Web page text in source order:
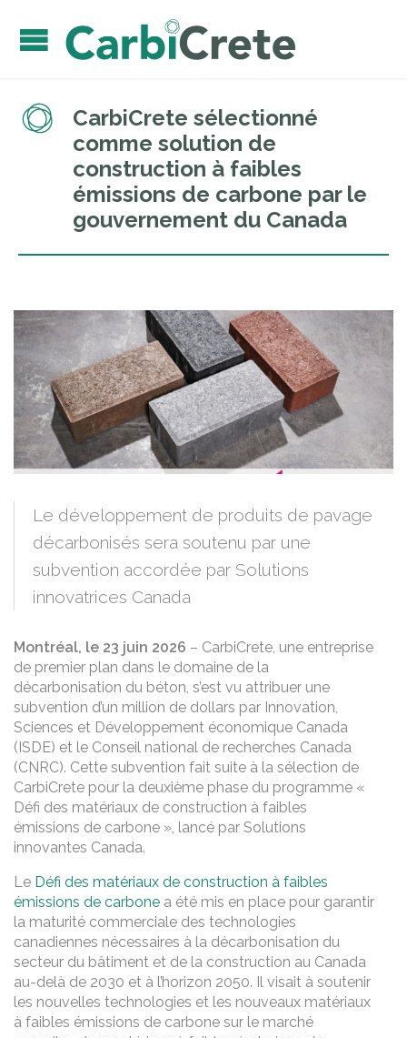
CarbiCrete sélectionné
comme solution de
construction à faibles
émissions de carbone par le
gouvernement du Canada
Le développement de produits de pavage
décarbonisés sera soutenu par une
subvention accordée par Solutions
innovatrices Canada
Montréal, le 23 juin 2026 – CarbiCrete, une entreprise
de premier plan dans le domaine de la
décarbonisation du béton, s’est vu attribuer une
subvention d’un million de dollars par Innovation,
Sciences et Développement économique Canada
(ISDE) et le Conseil national de recherches Canada
(CNRC). Cette subvention fait suite à la sélection de
CarbiCrete pour la deuxième phase du programme «
Défi des matériaux de construction à faibles
émissions de carbone », lancé par Solutions
innovantes Canada.
Le Défi des matériaux de construction à faibles
émissions de carbone a été mis en place pour garantir
la maturité commerciale des technologies
canadiennes nécessaires à la décarbonisation du
secteur du bâtiment et de la construction au Canada
au-delà de 2030 et à l’horizon 2050. Il visait à soutenir
les nouvelles technologies et les nouveaux matériaux
à faibles émissions de carbone sur le marché